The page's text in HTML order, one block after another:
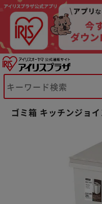
ゴミ箱 キッチンジョ
※ご確認ください